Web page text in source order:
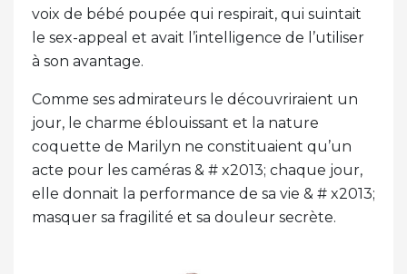
voix de bébé poupée qui respirait, qui suintait
le sex-appeal et avait l’intelligence de l’utiliser
à son avantage.
Comme ses admirateurs le découvriraient un
jour, le charme éblouissant et la nature
coquette de Marilyn ne constituaient qu’un
acte pour les caméras & # x2013; chaque jour,
elle donnait la performance de sa vie & # x2013;
masquer sa fragilité et sa douleur secrète.